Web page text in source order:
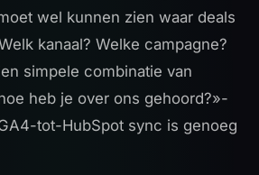
wel kunnen zien waar deals
kanaal? Welke campagne?
simpele combinatie van
heb je over ons gehoord?»-
tot-HubSpot sync is genoeg